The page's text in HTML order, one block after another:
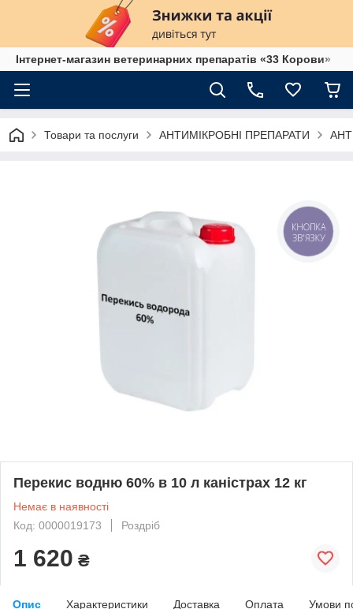
Інтернет-магазин ветеринарних препаратів «33 Корови»
Товари та послуги АНТИМІКРОБНІ ПРЕПАРАТИ
Перекис водню 60% в 10 л каністрах 12 кг
Немає в наявності
Код: 0000019173
Роздріб
1 620 ₴
Опис Характеристики Доставка Оплата Умови
КНОПКА
ЗВ'ЯЗКУ